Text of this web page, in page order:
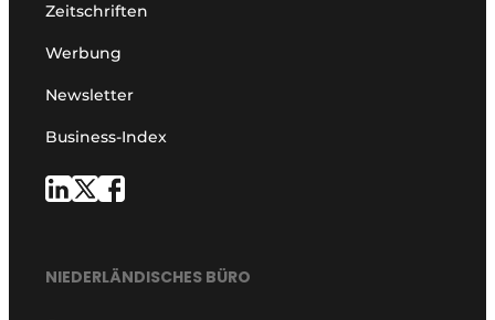
Zeitschriften
Werbung
Newsletter
Business-Index
NIEDERLÄNDISCHES BÜRO